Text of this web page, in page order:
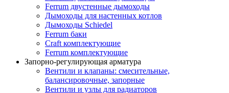
Ferrum двустенные дымоходы
Дымоходы для настенных котлов
Дымоходы Schiedel
Ferrum баки
Craft комплектующие
Ferrum комплектующие
Запорно-регулирующая арматура
Вентили и клапаны: смесительные,
балансировочные, запорные
Вентили и узлы для радиаторов